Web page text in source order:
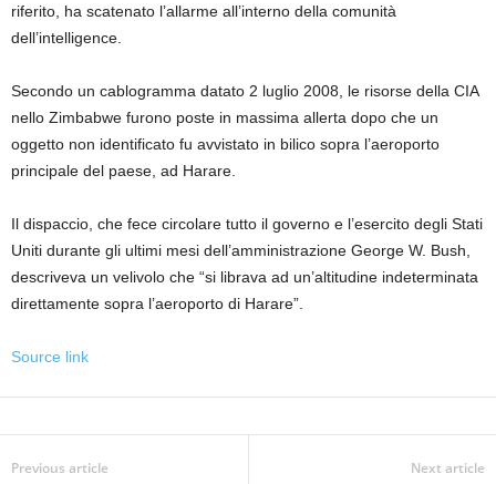
riferito, ha scatenato l’allarme all’interno della comunità
dell’intelligence.
Secondo un cablogramma datato 2 luglio 2008, le risorse della CIA
nello Zimbabwe furono poste in massima allerta dopo che un
oggetto non identificato fu avvistato in bilico sopra l’aeroporto
principale del paese, ad Harare.
Il dispaccio, che fece circolare tutto il governo e l’esercito degli Stati
Uniti durante gli ultimi mesi dell’amministrazione George W. Bush,
descriveva un velivolo che “si librava ad un’altitudine indeterminata
direttamente sopra l’aeroporto di Harare”.
Source link
Previous article Next article